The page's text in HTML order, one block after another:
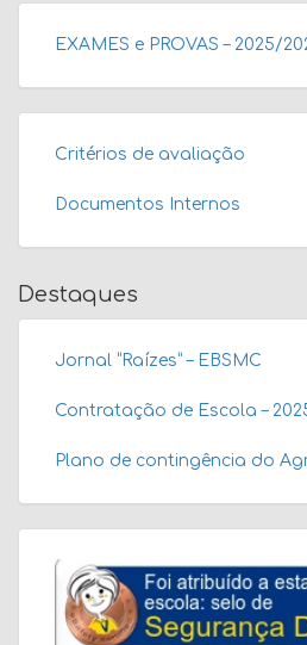
EXAMES e PROVAS – 2025/
Critérios de avaliação
Documentos Internos
Destaques
Jornal “Raízes” – EBSMC
Contratação de Escola –
Plano de contingência do